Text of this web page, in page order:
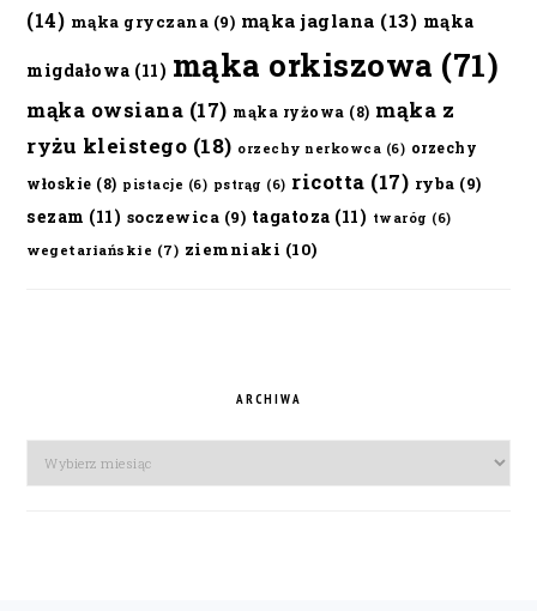
(14) mąka gryczana (9) mąka jaglana (13) mąka
migdałowa (11) mąka orkiszowa (71)
mąka owsiana (17) mąka ryżowa (8) mąka z
ryżu kleistego (18) orzechy nerkowca (6) orzechy
włoskie (8) pistacje (6) pstrąg (6) ricotta (17) ryba (9)
sezam (11) soczewica (9) tagatoza (11) twaróg (6)
wegetariańskie (7) ziemniaki (10)
ARCHIWA
Archiwa